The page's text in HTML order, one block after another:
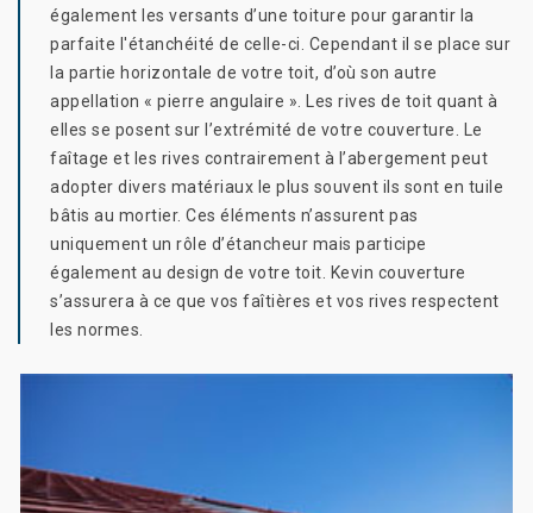
également les versants d’une toiture pour garantir la
parfaite l'étanchéité de celle-ci. Cependant il se place sur
la partie horizontale de votre toit, d’où son autre
appellation « pierre angulaire ». Les rives de toit quant à
elles se posent sur l’extrémité de votre couverture. Le
faîtage et les rives contrairement à l’abergement peut
adopter divers matériaux le plus souvent ils sont en tuile
bâtis au mortier. Ces éléments n’assurent pas
uniquement un rôle d’étancheur mais participe
également au design de votre toit. Kevin couverture
s’assurera à ce que vos faîtières et vos rives respectent
les normes.